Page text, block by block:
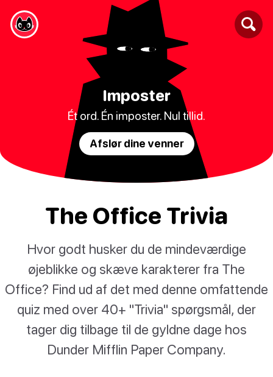
Imposter
Ét ord. Én imposter. Nul tillid.
Afslør dine venner
The Office Trivia
Hvor godt husker du de mindeværdige
øjeblikke og skæve karakterer fra The
Office? Find ud af det med denne omfattende
quiz med over 40+ "Trivia" spørgsmål, der
tager dig tilbage til de gyldne dage hos
Dunder Mifflin Paper Company.